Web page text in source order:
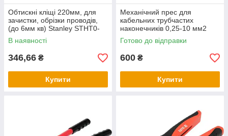
Обтискні кліщі 220мм, для
зачистки, обрізки проводів,
(до 6мм кв) Stanley STHT0-
75414
В наявності
346,66 ₴
Купити
Механічний прес для
кабельних трубчастих
наконечників 0,25-10 мм2
OUSHKE/Клещі для
обтискання дротів
Готово до відправки
600 ₴
Купити